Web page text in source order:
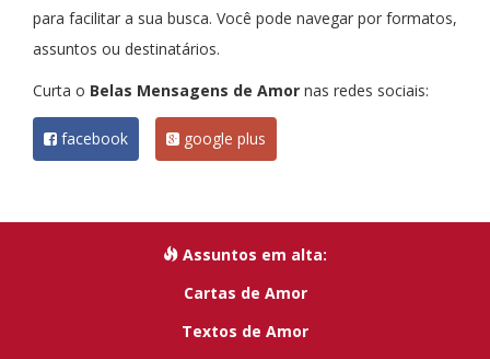
para facilitar a sua busca. Você pode navegar por formatos,
assuntos ou destinatários.
Curta o Belas Mensagens de Amor nas redes sociais:
facebook google plus
Assuntos em alta:
Cartas de Amor
Textos de Amor